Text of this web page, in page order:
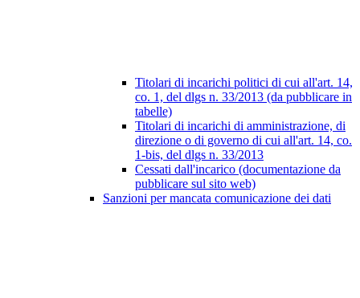
Titolari di incarichi politici di cui all'art. 14,
co. 1, del dlgs n. 33/2013 (da pubblicare in
tabelle)
Titolari di incarichi di amministrazione, di
direzione o di governo di cui all'art. 14, co.
1-bis, del dlgs n. 33/2013
Cessati dall'incarico (documentazione da
pubblicare sul sito web)
Sanzioni per mancata comunicazione dei dati